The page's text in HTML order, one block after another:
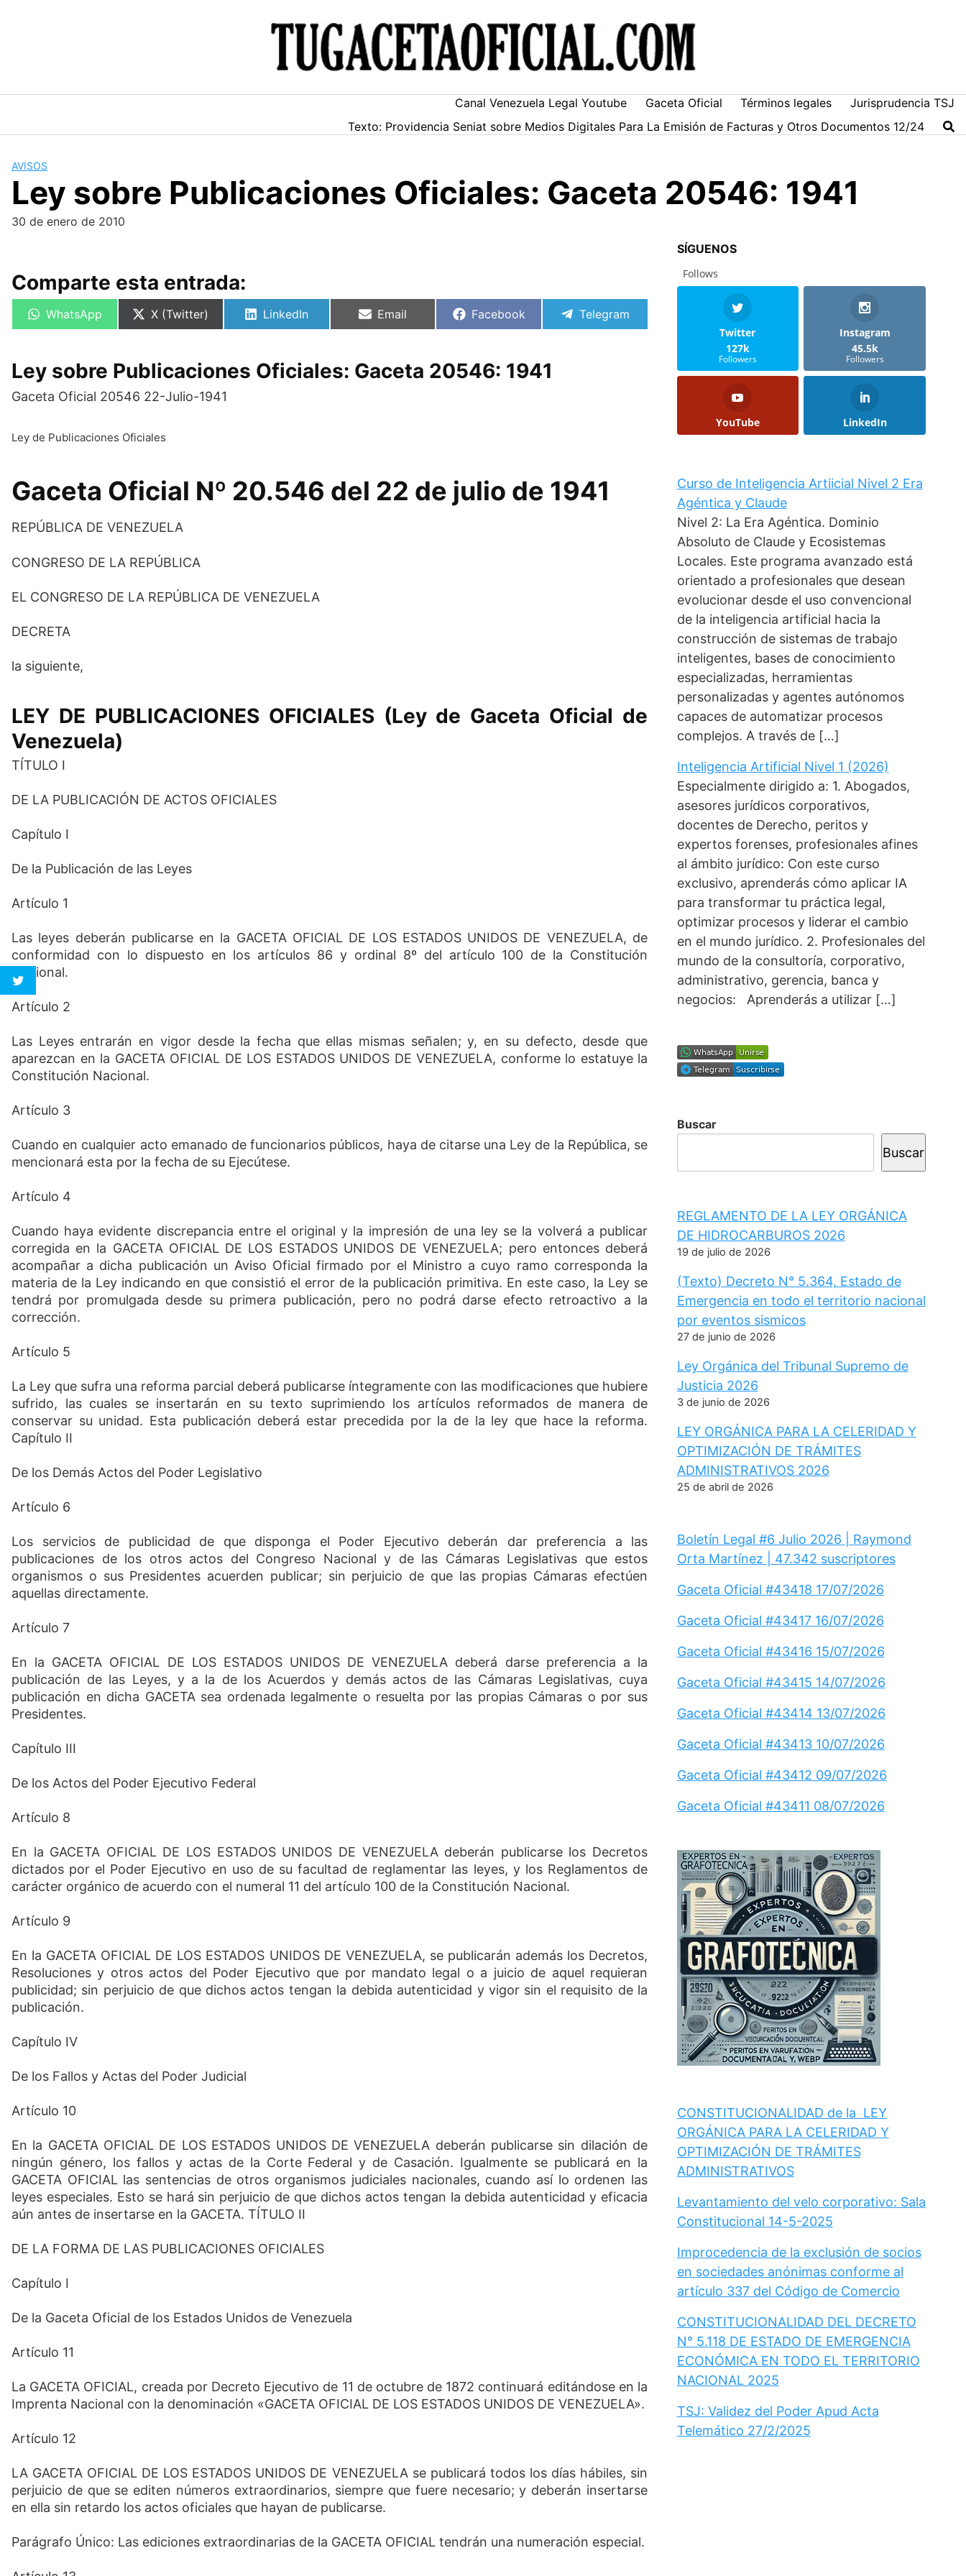
Canal Venezuela Legal Youtube Gaceta Oficial Términos legales
Jurisprudencia TSJ
Texto: Providencia Seniat sobre Medios Digitales Para La Emisión de Facturas y Otros Documentos 12/24
AVISOS
Ley sobre Publicaciones Oficiales: Gaceta 20546: 1941
30 de enero de 2010
Comparte esta entrada:
Compartir
WhatsApp
Compartir
X (Twitter)
Compartir
LinkedIn
Compartir
Email
Compartir
Facebook
Compartir
Telegram
Ley sobre Publicaciones Oficiales: Gaceta 20546: 1941
Gaceta Oficial 20546 22-Julio-1941
Ley de Publicaciones Oficiales
Gaceta Oficial Nº 20.546 del 22 de julio de 1941
REPÚBLICA DE VENEZUELA
CONGRESO DE LA REPÚBLICA
EL CONGRESO DE LA REPÚBLICA DE VENEZUELA
DECRETA
la siguiente,
LEY DE PUBLICACIONES OFICIALES (Ley de Gaceta Oficial de
Venezuela)
TÍTULO I
DE LA PUBLICACIÓN DE ACTOS OFICIALES
Capítulo I
De la Publicación de las Leyes
Artículo 1
Las leyes deberán publicarse en la GACETA OFICIAL DE LOS ESTADOS UNIDOS DE VENEZUELA, de
conformidad con lo dispuesto en los artículos 86 y ordinal 8º del artículo 100 de la Constitución
Nacional.
Artículo 2
Las Leyes entrarán en vigor desde la fecha que ellas mismas señalen; y, en su defecto, desde que
aparezcan en la GACETA OFICIAL DE LOS ESTADOS UNIDOS DE VENEZUELA, conforme lo estatuye la
Constitución Nacional.
Artículo 3
Cuando en cualquier acto emanado de funcionarios públicos, haya de citarse una Ley de la República, se
mencionará esta por la fecha de su Ejecútese.
Artículo 4
Cuando haya evidente discrepancia entre el original y la impresión de una ley se la volverá a publicar
corregida en la GACETA OFICIAL DE LOS ESTADOS UNIDOS DE VENEZUELA; pero entonces deberá
acompañar a dicha publicación un Aviso Oficial firmado por el Ministro a cuyo ramo corresponda la
materia de la Ley indicando en que consistió el error de la publicación primitiva. En este caso, la Ley se
tendrá por promulgada desde su primera publicación, pero no podrá darse efecto retroactivo a la
corrección.
Artículo 5
La Ley que sufra una reforma parcial deberá publicarse íntegramente con las modificaciones que hubiere
sufrido, las cuales se insertarán en su texto suprimiendo los artículos reformados de manera de
conservar su unidad. Esta publicación deberá estar precedida por la de la ley que hace la reforma.
Capítulo II
De los Demás Actos del Poder Legislativo
Artículo 6
Los servicios de publicidad de que disponga el Poder Ejecutivo deberán dar preferencia a las
publicaciones de los otros actos del Congreso Nacional y de las Cámaras Legislativas que estos
organismos o sus Presidentes acuerden publicar; sin perjuicio de que las propias Cámaras efectúen
aquellas directamente.
Artículo 7
En la GACETA OFICIAL DE LOS ESTADOS UNIDOS DE VENEZUELA deberá darse preferencia a la
publicación de las Leyes, y a la de los Acuerdos y demás actos de las Cámaras Legislativas, cuya
publicación en dicha GACETA sea ordenada legalmente o resuelta por las propias Cámaras o por sus
Presidentes.
Capítulo III
De los Actos del Poder Ejecutivo Federal
Artículo 8
En la GACETA OFICIAL DE LOS ESTADOS UNIDOS DE VENEZUELA deberán publicarse los Decretos
dictados por el Poder Ejecutivo en uso de su facultad de reglamentar las leyes, y los Reglamentos de
carácter orgánico de acuerdo con el numeral 11 del artículo 100 de la Constitución Nacional.
Artículo 9
En la GACETA OFICIAL DE LOS ESTADOS UNIDOS DE VENEZUELA, se publicarán además los Decretos,
Resoluciones y otros actos del Poder Ejecutivo que por mandato legal o a juicio de aquel requieran
publicidad; sin perjuicio de que dichos actos tengan la debida autenticidad y vigor sin el requisito de la
publicación.
Capítulo IV
De los Fallos y Actas del Poder Judicial
Artículo 10
En la GACETA OFICIAL DE LOS ESTADOS UNIDOS DE VENEZUELA deberán publicarse sin dilación de
ningún género, los fallos y actas de la Corte Federal y de Casación. Igualmente se publicará en la
GACETA OFICIAL las sentencias de otros organismos judiciales nacionales, cuando así lo ordenen las
leyes especiales. Esto se hará sin perjuicio de que dichos actos tengan la debida autenticidad y eficacia
aún antes de insertarse en la GACETA. TÍTULO II
DE LA FORMA DE LAS PUBLICACIONES OFICIALES
Capítulo I
De la Gaceta Oficial de los Estados Unidos de Venezuela
Artículo 11
La GACETA OFICIAL, creada por Decreto Ejecutivo de 11 de octubre de 1872 continuará editándose en la
Imprenta Nacional con la denominación «GACETA OFICIAL DE LOS ESTADOS UNIDOS DE VENEZUELA».
Artículo 12
LA GACETA OFICIAL DE LOS ESTADOS UNIDOS DE VENEZUELA se publicará todos los días hábiles, sin
perjuicio de que se editen números extraordinarios, siempre que fuere necesario; y deberán insertarse
en ella sin retardo los actos oficiales que hayan de publicarse.
Parágrafo Único: Las ediciones extraordinarias de la GACETA OFICIAL tendrán una numeración especial.
SÍGUENOS
Follows
Twitter
127k
Followers
Instagram
45.5k
Followers
YouTube LinkedIn
Curso de Inteligencia Artiicial Nivel 2 Era
Agéntica y Claude
Nivel 2: La Era Agéntica. Dominio
Absoluto de Claude y Ecosistemas
Locales. Este programa avanzado está
orientado a profesionales que desean
evolucionar desde el uso convencional
de la inteligencia artificial hacia la
construcción de sistemas de trabajo
inteligentes, bases de conocimiento
especializadas, herramientas
personalizadas y agentes autónomos
capaces de automatizar procesos
complejos. A través de […]
Inteligencia Artificial Nivel 1 (2026)
Especialmente dirigido a: 1. Abogados,
asesores jurídicos corporativos,
docentes de Derecho, peritos y
expertos forenses, profesionales afines
al ámbito jurídico: Con este curso
exclusivo, aprenderás cómo aplicar IA
para transformar tu práctica legal,
optimizar procesos y liderar el cambio
en el mundo jurídico. 2. Profesionales del
mundo de la consultoría, corporativo,
administrativo, gerencia, banca y
negocios: Aprenderás a utilizar […]
Buscar
Buscar
REGLAMENTO DE LA LEY ORGÁNICA
DE HIDROCARBUROS 2026
19 de julio de 2026
(Texto) Decreto N° 5.364, Estado de
Emergencia en todo el territorio nacional
por eventos sismicos
27 de junio de 2026
Ley Orgánica del Tribunal Supremo de
Justicia 2026
3 de junio de 2026
LEY ORGÁNICA PARA LA CELERIDAD Y
OPTIMIZACIÓN DE TRÁMITES
ADMINISTRATIVOS 2026
25 de abril de 2026
Boletín Legal #6 Julio 2026 | Raymond
Orta Martínez | 47.342 suscriptores
Gaceta Oficial #43418 17/07/2026
Gaceta Oficial #43417 16/07/2026
Gaceta Oficial #43416 15/07/2026
Gaceta Oficial #43415 14/07/2026
Gaceta Oficial #43414 13/07/2026
Gaceta Oficial #43413 10/07/2026
Gaceta Oficial #43412 09/07/2026
Gaceta Oficial #43411 08/07/2026
CONSTITUCIONALIDAD de la LEY
ORGÁNICA PARA LA CELERIDAD Y
OPTIMIZACIÓN DE TRÁMITES
ADMINISTRATIVOS
Levantamiento del velo corporativo: Sala
Constitucional 14-5-2025
Improcedencia de la exclusión de socios
en sociedades anónimas conforme al
artículo 337 del Código de Comercio
CONSTITUCIONALIDAD DEL DECRETO
N° 5.118 DE ESTADO DE EMERGENCIA
ECONÓMICA EN TODO EL TERRITORIO
NACIONAL 2025
TSJ: Validez del Poder Apud Acta
Telemático 27/2/2025